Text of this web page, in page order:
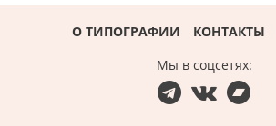
О ТИПОГРАФИИ КОНТАКТЫ
мы в соцсетях: